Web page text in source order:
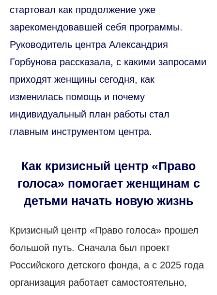
стартовал как продолжение уже
зарекомендовавшей себя программы.
Руководитель центра Александрия
Горбунова рассказала, с какими запросами
приходят женщины сегодня, как
изменилась помощь и почему
индивидуальный план работы стал
главным инструментом центра.
Как кризисный центр «Право
голоса» помогает женщинам с
детьми начать новую жизнь
Кризисный центр «Право голоса» прошел
большой путь. Сначала был проект
Российского детского фонда, а с 2025 года
организация работает самостоятельно,